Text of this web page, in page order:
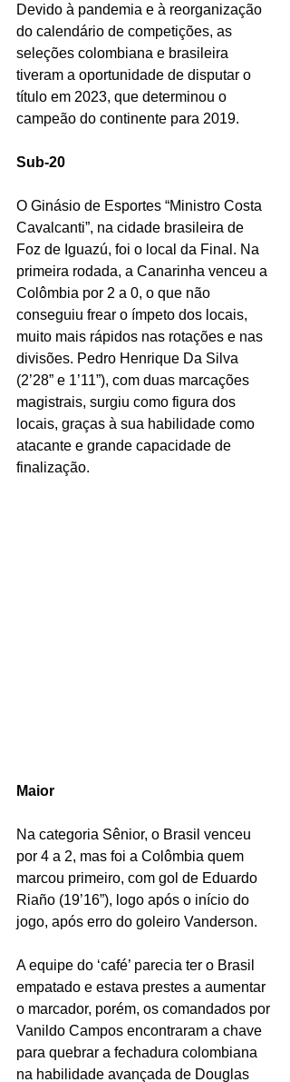
Devido à pandemia e à reorganização
do calendário de competições, as
seleções colombiana e brasileira
tiveram a oportunidade de disputar o
título em 2023, que determinou o
campeão do continente para 2019.
Sub-20
O Ginásio de Esportes “Ministro Costa
Cavalcanti”, na cidade brasileira de
Foz de Iguazú, foi o local da Final. Na
primeira rodada, a Canarinha venceu a
Colômbia por 2 a 0, o que não
conseguiu frear o ímpeto dos locais,
muito mais rápidos nas rotações e nas
divisões. Pedro Henrique Da Silva
(2’28” e 1’11”), com duas marcações
magistrais, surgiu como figura dos
locais, graças à sua habilidade como
atacante e grande capacidade de
finalização.
Maior
Na categoria Sênior, o Brasil venceu
por 4 a 2, mas foi a Colômbia quem
marcou primeiro, com gol de Eduardo
Riaño (19’16”), logo após o início do
jogo, após erro do goleiro Vanderson.
A equipe do ‘café’ parecia ter o Brasil
empatado e estava prestes a aumentar
o marcador, porém, os comandados por
Vanildo Campos encontraram a chave
para quebrar a fechadura colombiana
na habilidade avançada de Douglas